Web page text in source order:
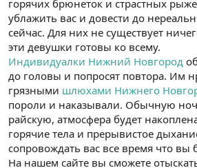
горячих брюнеток и страстных
ублажить вас и довести до
сейчас. Для них не существует
эти девушки готовы ко всему.
Индивидуалки Нижний Новгород
до головы и попросят повтора. Им
грязными шлюхами Нижнего
пороли и наказывали. Обычную
райскую, атмосфера будет
горячие тела и прерывистое
сопровождать вас все время что вы
На нашем сайте вы сможете